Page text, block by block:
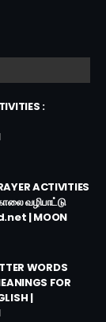
:
ACTIVITIES
வழிபாட்டு
| MOON
WORDS
FOR
|